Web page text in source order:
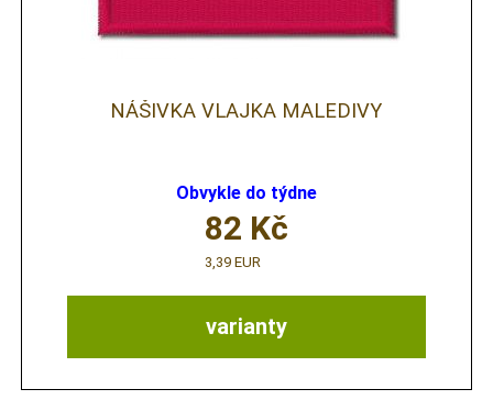
NÁŠIVKA VLAJKA MALEDIVY
Obvykle do týdne
varianty
82 Kč
3,39 EUR